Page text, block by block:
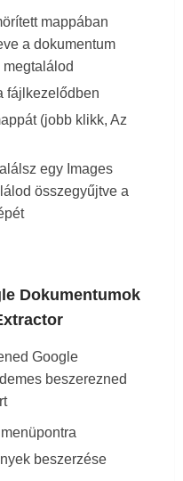
mappában
a dokumentum
fájlkezelődben
(jobb klikk, Az
egy Images
összegyűjtve a
Dokumentumok
Google
beszerezned
beszerzése